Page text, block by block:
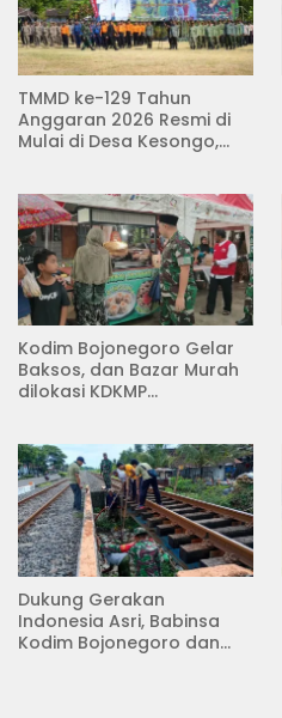
TMMD ke-129 Tahun
Anggaran 2026 Resmi di
Mulai di Desa Kesongo,
Kodim Bojonegoro Gelar
Baksos, dan Bazar Murah
dilokasi KDKMP
Dukung Gerakan
Indonesia Asri, Babinsa
Kodim Bojonegoro dan